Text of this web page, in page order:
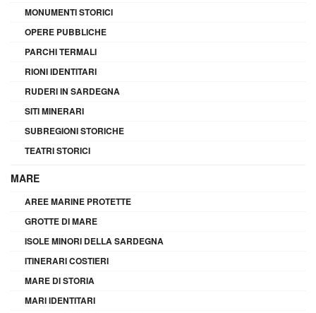
MONUMENTI STORICI
OPERE PUBBLICHE
PARCHI TERMALI
RIONI IDENTITARI
RUDERI IN SARDEGNA
SITI MINERARI
SUBREGIONI STORICHE
TEATRI STORICI
MARE
AREE MARINE PROTETTE
GROTTE DI MARE
ISOLE MINORI DELLA SARDEGNA
ITINERARI COSTIERI
MARE DI STORIA
MARI IDENTITARI